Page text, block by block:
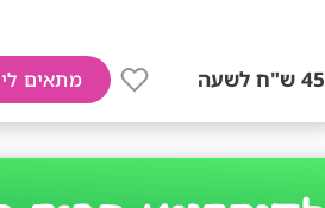
45 ש"ח לשעה מתאים לי